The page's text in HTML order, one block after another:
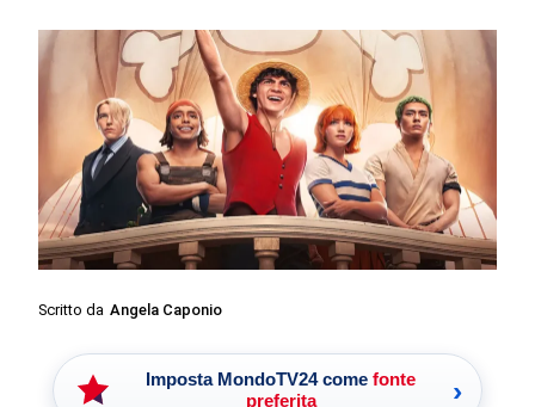
Scritto da Angela Caponio
Imposta MondoTV24 come fonte
preferita
›